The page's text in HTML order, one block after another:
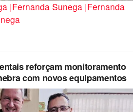
|Fernanda Sunega |Fernanda
reforçam monitoramento
com novos equipamentos